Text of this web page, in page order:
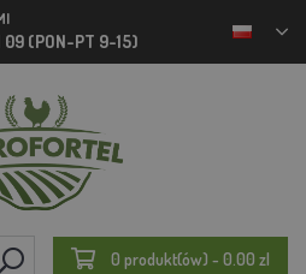
09 (PON-PT 9-15)
0 produkt(ów) - 0.00 zl